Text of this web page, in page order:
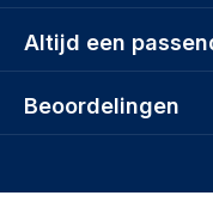
Altijd een
Beoordelingen